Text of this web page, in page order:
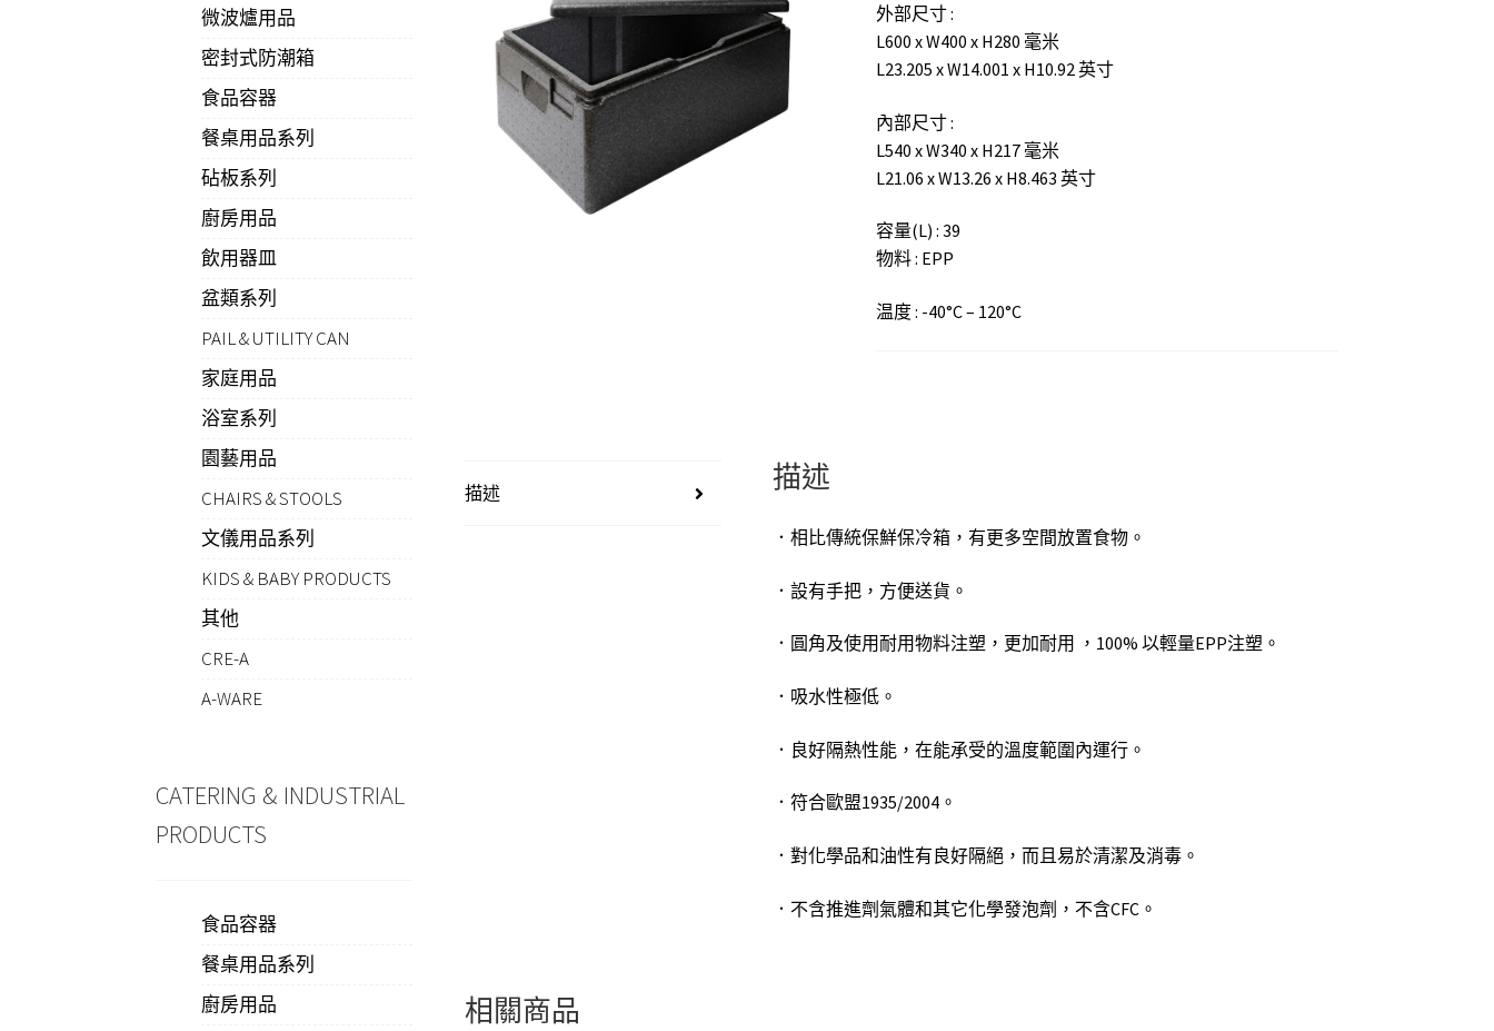
外部尺寸 :
L600 x W400 x H280 毫米
L23.205 x W14.001 x H10.92 英寸
內部尺寸 :
L540 x W340 x H217 毫米
L21.06 x W13.26 x H8.463 英寸
容量(L) : 39
物料 : EPP
温度 : -40°C – 120°C
描述 描述
．相比傳統保鮮保冷箱，有更多空間放置食物。
．設有手把，方便送貨。
． 圓角及使用耐用物料注塑，更加耐用 ，100% 以輕量EPP注塑。
． 吸水性極低。
． 良好隔熱性能，在能承受的溫度範圍內運行。
．符合歐盟1935/2004。
．對化學品和油性有良好隔絕，而且易於清潔及消毒。
． 不含推進劑氣體和其它化學發泡劑，不含CFC。
相關商品
微波爐用品
密封式防潮箱
食品容器
餐桌用品系列
砧板系列
廚房用品
飲用器皿
盆類系列
PAIL & UTILITY CAN
家庭用品
浴室系列
園藝用品
CHAIRS & STOOLS
文儀用品系列
KIDS & BABY PRODUCTS
其他
CRE-A
A-WARE
CATERING & INDUSTRIAL
PRODUCTS
食品容器
餐桌用品系列
廚房用品